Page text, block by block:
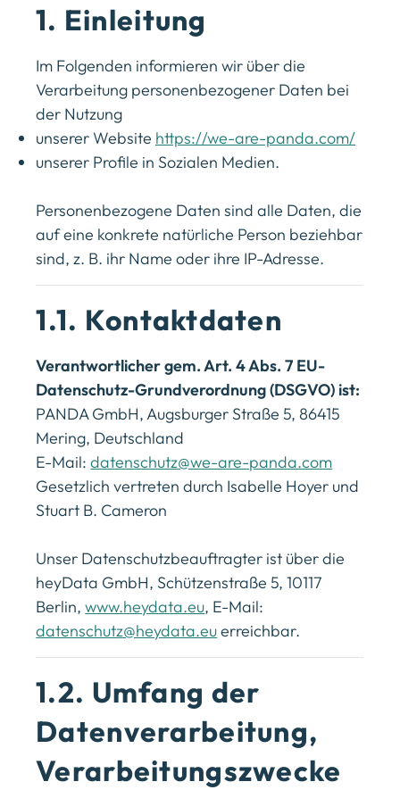
1. Einleitung
Im Folgenden informieren wir über die
Verarbeitung personenbezogener Daten bei
der Nutzung
unserer Website https://we-are-panda.com/
unserer Profile in Sozialen Medien.
Personenbezogene Daten sind alle Daten, die
auf eine konkrete natürliche Person beziehbar
sind, z. B. ihr Name oder ihre IP-Adresse.
1.1. Kontaktdaten
Verantwortlicher gem. Art. 4 Abs. 7 EU-
Datenschutz-Grundverordnung (DSGVO) ist:
PANDA GmbH, Augsburger Straße 5, 86415
Mering, Deutschland
E-Mail: datenschutz@we-are-panda.com
Gesetzlich vertreten durch Isabelle Hoyer und
Stuart B. Cameron
Unser Datenschutzbeauftragter ist über die
heyData GmbH, Schützenstraße 5, 10117
Berlin,www.heydata.eu, E-Mail:
datenschutz@heydata.euerreichbar.
1.2. Umfang der
Datenverarbeitung,
Verarbeitungszwecke